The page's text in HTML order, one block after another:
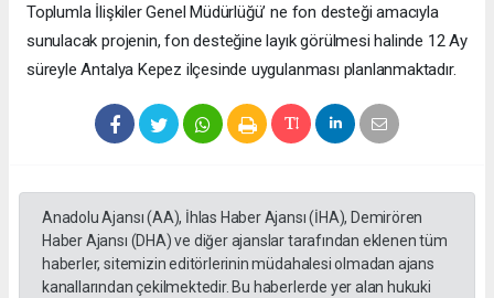
Toplumla İlişkiler Genel Müdürlüğü’ ne fon desteği amacıyla
sunulacak projenin, fon desteğine layık görülmesi halinde 12 Ay
süreyle Antalya Kepez ilçesinde uygulanması planlanmaktadır.
Anadolu Ajansı (AA), İhlas Haber Ajansı (İHA), Demirören
Haber Ajansı (DHA) ve diğer ajanslar tarafından eklenen tüm
haberler, sitemizin editörlerinin müdahalesi olmadan ajans
kanallarından çekilmektedir. Bu haberlerde yer alan hukuki